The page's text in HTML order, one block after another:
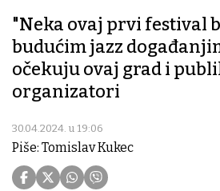
"Neka ovaj prvi festival
budućim jazz
očekuju ovaj grad i
organizatori
30.04.2024. u 19:06
Piše: Tomislav Kukec